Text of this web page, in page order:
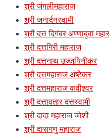
श्री जंगलीमहाराज
श्री जनार्दनस्वामी
श्री दत्त दिगंबर अण्णाबुवा
श्री दत्तगिरी महाराज
श्री दत्तनाथ उज्जयिनीकर
श्री दत्तमहाराज अष्टेकर
श्री दत्तमहाराज कवीश्र्वर
श्री दत्तावतार दत्तस्वामी
श्री दादा महाराज जोशी
श्री दासगणु महाराज